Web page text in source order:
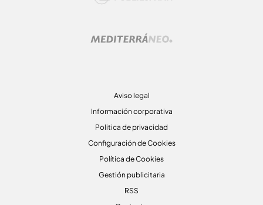
Aviso legal
Información corporativa
Politica de privacidad
Configuración de Cookies
Política de Cookies
Gestión publicitaria
RSS